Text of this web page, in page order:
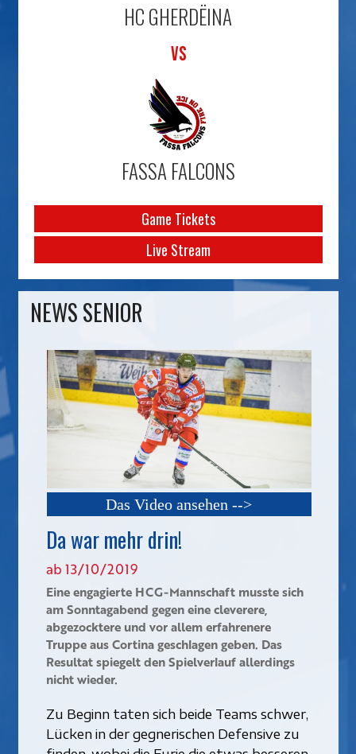
HC GHERDËINA
VS
FASSA FALCONS
Game Tickets
Live Stream
NEWS SENIOR
Das Video ansehen -->
Da war mehr drin!
ab 13/10/2019
Eine engagierte HCG-Mannschaft musste sich
am Sonntagabend gegen eine cleverere,
abgezocktere und vor allem erfahrenere
Truppe aus Cortina geschlagen geben. Das
Resultat spiegelt den Spielverlauf allerdings
nicht wieder.
Zu Beginn taten sich beide Teams schwer,
Lücken in der gegnerischen Defensive zu